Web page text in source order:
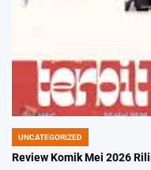
POSTED
IN
UNCATEGORIZED
Review Komik Mei 2026